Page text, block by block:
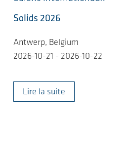
Solids 2026
Antwerp, Belgium
2026-10-21 - 2026-10-22
Lire la suite